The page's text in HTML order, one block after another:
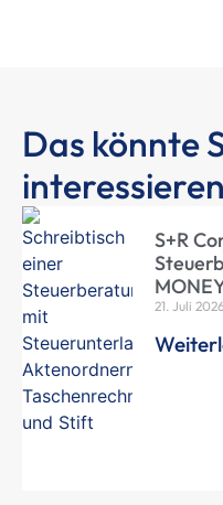
Das könnte
S+R
21. Juli 2026